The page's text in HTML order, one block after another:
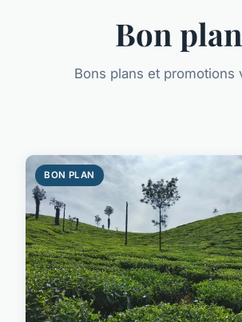
Bon plan
Bons plans et promotions
BON PLAN